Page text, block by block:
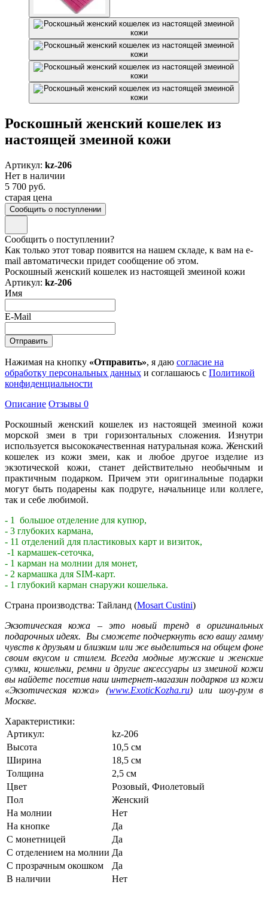
Роскошный женский кошелек из
настоящей змеиной кожи
Артикул: kz-206
Нет в наличии
5 700 руб.
старая цена
Сообщить о поступлении
Сообщить о поступлении?
Как только этот товар появится на нашем складе, к вам на e-
mail автоматически придет сообщение об этом.
Роскошный женский кошелек из настоящей змеиной кожи
Артикул: kz-206
Имя
E-Mail
Нажимая на кнопку «Отправить», я даю согласие на
обработку персональных данных и соглашаюсь с Политикой
конфиденциальности
Описание Отзывы 0
Роскошный женский кошелек из настоящей змеиной кожи
морской змеи в три горизонтальных сложения. Изнутри
используется высококачественная натуральная кожа. Женский
кошелек из кожи змеи, как и любое другое изделие из
экзотической кожи, станет действительно необычным и
практичным подарком. Причем эти оригинальные подарки
могут быть подарены как подруге, начальнице или коллеге,
так и себе любимой.
- 1 большое отделение для купюр,
- 3 глубоких кармана,
- 11 отделений для пластиковых карт и визиток,
-1 кармашек-сеточка,
- 1 карман на молнии для монет,
- 2 кармашка для SIM-карт.
- 1 глубокий карман снаружи кошелька.
Страна производства: Тайланд (Mosart Custini)
Экзотическая кожа – это новый тренд в оригинальных
подарочных идеях. Вы сможете подчеркнуть всю вашу гамму
чувств к друзьям и близким или же выделиться на общем фоне
своим вкусом и стилем. Всегда модные мужские и женские
сумки, кошельки, ремни и другие аксессуары из змеиной кожи
вы найдете посетив наш интернет-магазин подарков из кожи
«Экзотическая кожа» (www.ExoticKozha.ru) или шоу-рум в
Москве.
Характеристики:
Артикул:
kz-206
Высота
10,5 см
Ширина
18,5 см
Толщина
2,5 см
Цвет
Розовый, Фиолетовый
Пол
Женский
На молнии
Нет
На кнопке
Да
С монетницей
Да
С отделением на молнии Да
С прозрачным окошком
Да
В наличии
Нет